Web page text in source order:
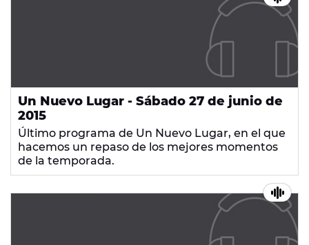
Un Nuevo Lugar - Sábado 27 de junio de
2015
Último programa de Un Nuevo Lugar, en el que
hacemos un repaso de los mejores momentos
de la temporada.